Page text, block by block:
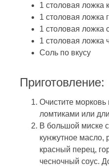
1 столовая ложка
1 столовая ложка
1 столовая ложка
1 столовая ложка
Соль по вкусу
Приготовление:
Очистите морковь
ломтиками или
В большой миске
кунжутное масло,
красный перец,
чесночный соус.